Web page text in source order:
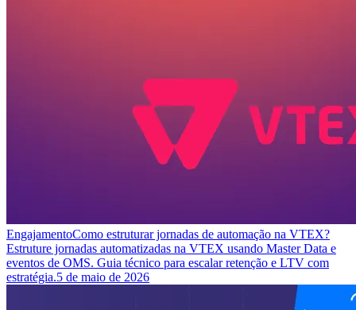
EngajamentoComo estruturar jornadas de automação na VTEX?
Estruture jornadas automatizadas na VTEX usando Master Data e
eventos de OMS. Guia técnico para escalar retenção e LTV com
estratégia.5 de maio de 2026